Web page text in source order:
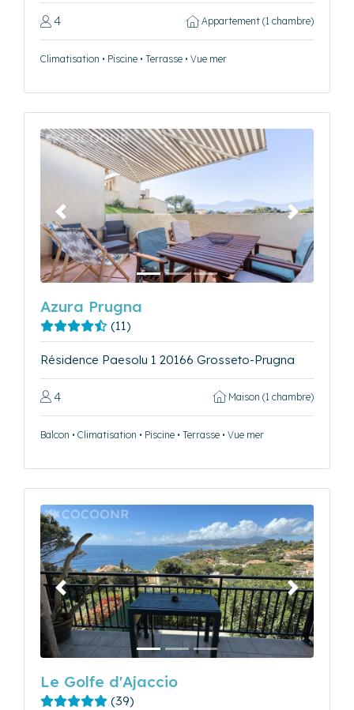
4 Appartement (1 chambre)
Climatisation • Piscine • Terrasse • Vue mer
Précédent Suivant
Azura Prugna
(11)
Résidence Paesolu 1 20166 Grosseto-Prugna
4 Maison (1 chambre)
Balcon • Climatisation • Piscine • Terrasse • Vue mer
Précédent Suivant
Le Golfe d'Ajaccio
(39)